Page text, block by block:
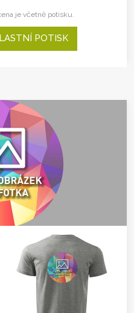
je včetně potisku.
POTISK